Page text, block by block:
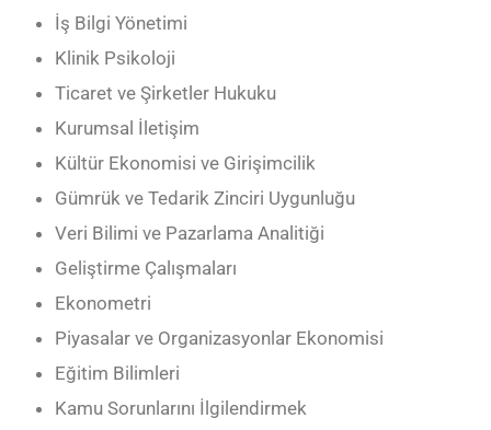
İş Bilgi Yönetimi
Klinik Psikoloji
Ticaret ve Şirketler Hukuku
Kurumsal İletişim
Kültür Ekonomisi ve Girişimcilik
Gümrük ve Tedarik Zinciri Uygunluğu
Veri Bilimi ve Pazarlama Analitiği
Geliştirme Çalışmaları
Ekonometri
Piyasalar ve Organizasyonlar Ekonomisi
Eğitim Bilimleri
Kamu Sorunlarını İlgilendirmek